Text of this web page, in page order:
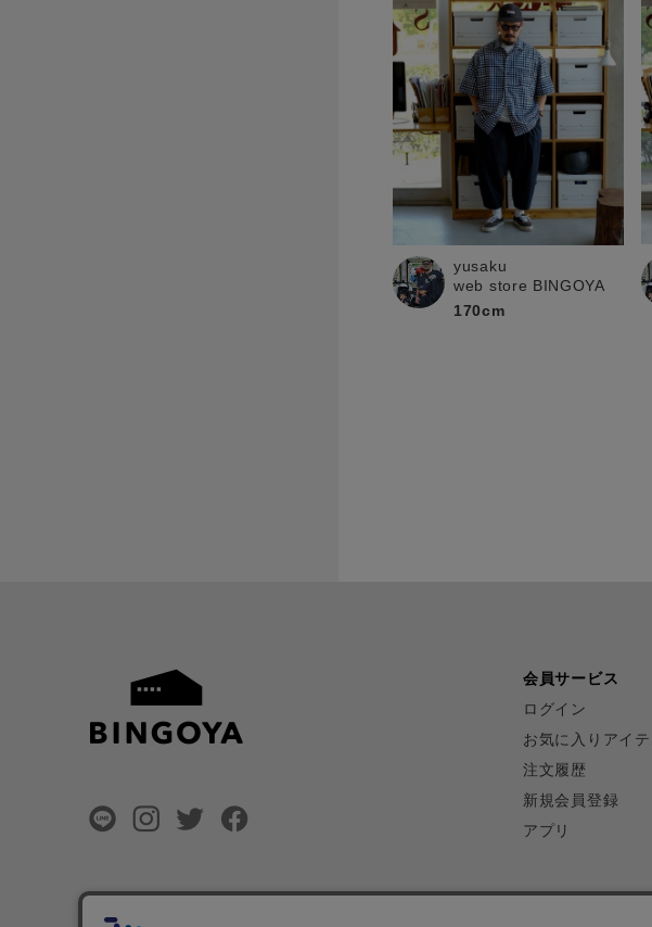
yusaku
web store BINGOYA
170cm
会員サービス
ログイン
お気に入りアイテ
注文履歴
新規会員登録
アプリ